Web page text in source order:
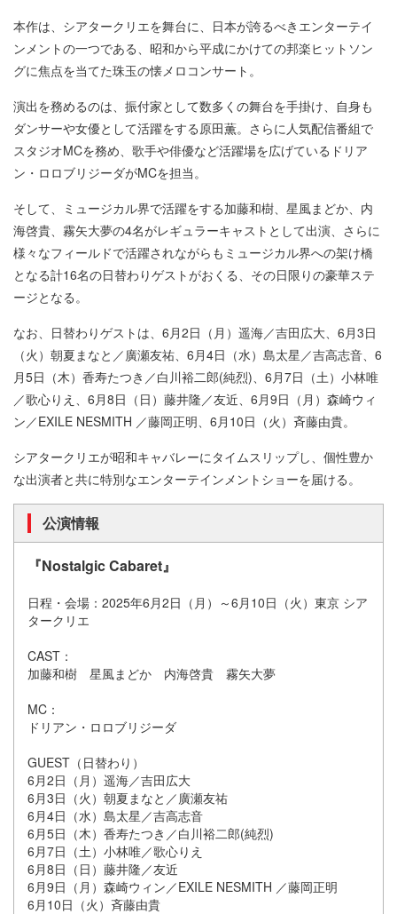
本作は、シアタークリエを舞台に、日本が誇るべきエンターテイ
ンメントの一つである、昭和から平成にかけての邦楽ヒットソン
グに焦点を当てた珠玉の懐メロコンサート。
演出を務めるのは、振付家として数多くの舞台を手掛け、自身も
ダンサーや女優として活躍をする原田薫。さらに人気配信番組で
スタジオMCを務め、歌手や俳優など活躍場を広げているドリア
ン・ロロブリジーダがMCを担当。
そして、ミュージカル界で活躍をする加藤和樹、星風まどか、内
海啓貴、霧矢大夢の4名がレギュラーキャストとして出演、さらに
様々なフィールドで活躍されながらもミュージカル界への架け橋
となる計16名の日替わりゲストがおくる、その日限りの豪華ステ
ージとなる。
なお、日替わりゲストは、6月2日（月）遥海／吉田広大、6月3日
（火）朝夏まなと／廣瀬友祐、6月4日（水）島太星／吉高志音、6
月5日（木）香寿たつき／白川裕二郎(純烈)、6月7日（土）小林唯
／歌心りえ、6月8日（日）藤井隆／友近、6月9日（月）森崎ウィ
ン／EXILE NESMITH ／藤岡正明、6月10日（火）斉藤由貴。
シアタークリエが昭和キャバレーにタイムスリップし、個性豊か
な出演者と共に特別なエンターテインメントショーを届ける。
公演情報
『Nostalgic Cabaret』
日程・会場：2025年6月2日（月）～6月10日（火）東京 シア
タークリエ
CAST：
加藤和樹 星風まどか 内海啓貴 霧矢大夢
MC：
ドリアン・ロロブリジーダ
GUEST（日替わり）
6月2日（月）遥海／吉田広大
6月3日（火）朝夏まなと／廣瀬友祐
6月4日（水）島太星／吉高志音
6月5日（木）香寿たつき／白川裕二郎(純烈)
6月7日（土）小林唯／歌心りえ
6月8日（日）藤井隆／友近
6月9日（月）森崎ウィン／EXILE NESMITH ／藤岡正明
6月10日（火）斉藤由貴